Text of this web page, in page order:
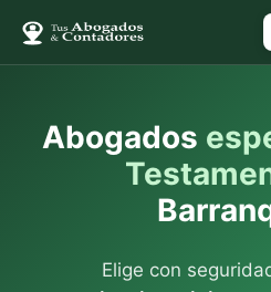
Abogados
Elige con